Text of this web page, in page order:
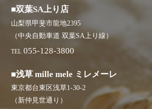
■双葉SA上り店
山梨県甲斐市龍地2395
（中央自動車道 双葉SA上り線）
TEL 055-128-3800
■浅草 mille mele ミレメーレ
東京都台東区浅草1-30-2
（新仲見世通り）